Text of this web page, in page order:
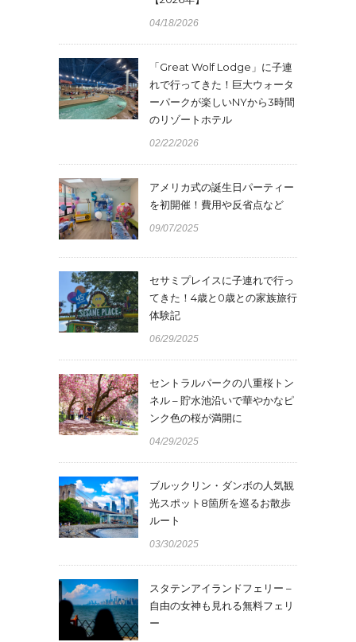
04/18/2026
「Great Wolf Lodge」に子連
れで行ってきた！巨大ウォータ
ーパークが楽しいNYから3時間
のリゾートホテル
02/22/2026
アメリカ式の誕生日パーティー
を初開催！費用や反省点など
09/07/2025
セサミプレイスに子連れで行っ
てきた！4歳と0歳との家族旅行
体験記
06/29/2025
セントラルパークの八重桜トン
ネル – 貯水池沿いで華やかなピ
ンク色の桜が満開に
04/29/2025
ブルックリン・ダンボの人気観
光スポット8箇所を巡るお散歩
ルート
03/30/2025
スタテンアイランドフェリー –
自由の女神も見れる無料フェリ
ー